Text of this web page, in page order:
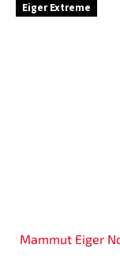
Eiger Extreme
Mammut Eiger